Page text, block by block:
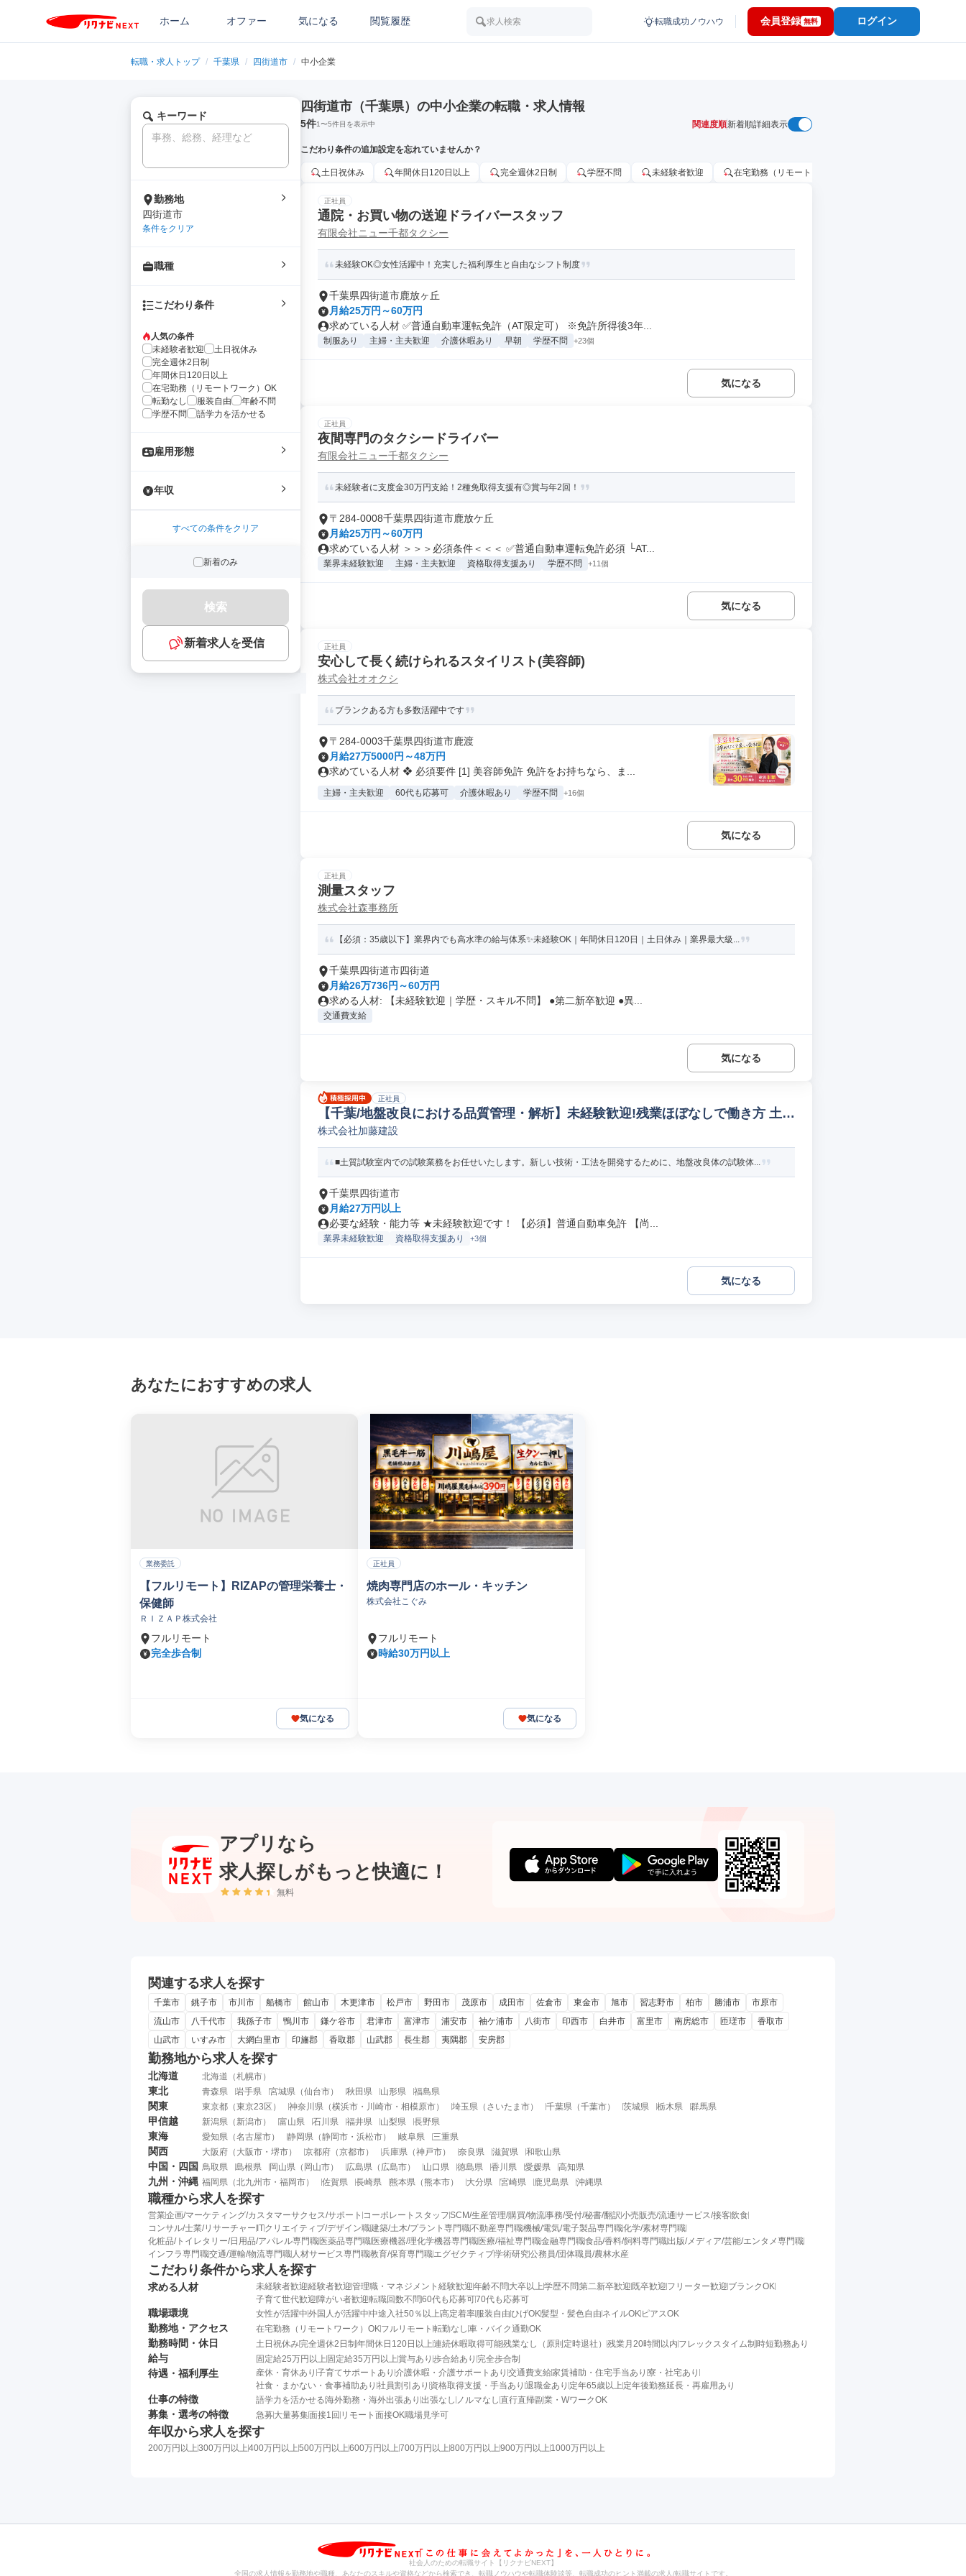
ホーム オファー 気になる 閲覧履歴 求人検索 転職成功ノウハウ 会員登録 無料 ログイン
転職・求人トップ / 千葉県 / 四街道市 / 中小企業
キーワード
勤務地
四街道市
条件をクリア
職種
こだわり条件
人気の条件
未経験者歓迎
土日祝休み
完全週休2日制
年間休日120日以上
在宅勤務（リモートワーク）OK
転勤なし
服装自由
年齢不問
学歴不問
語学力を活かせる
雇用形態
年収
すべての条件をクリア
新着のみ
検索
新着求人を受信
四街道市（千葉県）の中小企業の転職・求人情報
5件1〜5件目を表示中 関連度順新着順詳細表示
こだわり条件の追加設定を忘れていませんか？
土日祝休み 年間休日120日以上 完全週休2日制 学歴不問 未経験者歓迎 在宅勤務（リモートワーク）OK
正社員
通院・お買い物の送迎ドライバースタッフ
有限会社ニュー千都タクシー
未経験OK◎女性活躍中！充実した福利厚生と自由なシフト制度
千葉県四街道市鹿放ヶ丘
月給25万円～60万円
求めている人材 ✅普通自動車運転免許（AT限定可） ※免許所得後3年...
制服あり 主婦・主夫歓迎 介護休暇あり 早朝 学歴不問 +23個
気になる
正社員
夜間専門のタクシードライバー
有限会社ニュー千都タクシー
未経験者に支度金30万円支給！2種免取得支援有◎賞与年2回！
〒284-0008千葉県四街道市鹿放ケ丘
月給25万円～60万円
求めている人材 ＞＞＞必須条件＜＜＜ ✅普通自動車運転免許必須 └AT...
業界未経験歓迎 主婦・主夫歓迎 資格取得支援あり 学歴不問 +11個
気になる
正社員
安心して長く続けられるスタイリスト(美容師)
株式会社オオクシ
ブランクある方も多数活躍中です
〒284-0003千葉県四街道市鹿渡
月給27万5000円～48万円
求めている人材 ❖ 必須要件 [1] 美容師免許 免許をお持ちなら、ま...
主婦・主夫歓迎 60代も応募可 介護休暇あり 学歴不問 +16個
気になる
正社員
測量スタッフ
株式会社森事務所
【必須：35歳以下】業界内でも高水準の給与体系✨未経験OK｜年間休日120日｜土日休み｜業界最大級...
千葉県四街道市四街道
月給26万736円～60万円
求める人材: 【未経験歓迎｜学歴・スキル不問】 ●第二新卒歓迎 ●異...
交通費支給
気になる
正社員
【千葉/地盤改良における品質管理・解析】未経験歓迎!残業ほぼなしで働き方 土木
法人営業
株式会社加藤建設
■土質試験室内での試験業務をお任せいたします。新しい技術・工法を開発するために、地盤改良体の試験体...
千葉県四街道市
月給27万円以上
必要な経験・能力等 ★未経験歓迎です！ 【必須】普通自動車免許 【尚...
業界未経験歓迎 資格取得支援あり +3個
気になる
あなたにおすすめの求人
業務委託
【フルリモート】RIZAPの管理栄養士・
保健師
ＲＩＺＡＰ株式会社
フルリモート
完全歩合制
気になる
正社員
焼肉専門店のホール・キッチン
株式会社こぐみ
フルリモート
時給30万円以上
気になる
アプリなら
求人探しがもっと快適に！
無料
関連する求人を探す
千葉市 銚子市 市川市 船橋市 館山市 木更津市 松戸市 野田市 茂原市 成田市 佐倉市 東金市 旭市 習志野市 柏市 勝浦市
市原市
流山市
八千代市 我孫子市 鴨川市 鎌ケ谷市 君津市 富津市 浦安市 袖ケ浦市 八街市 印西市 白井市 富里市 南房総市 匝瑳市
香取市
山武市
いすみ市 大網白里市 印旛郡 香取郡 山武郡 長生郡 夷隅郡 安房郡
勤務地から求人を探す
北海道 北海道 （札幌市）
東北 青森県 岩手県 宮城県 （仙台市） 秋田県 山形県 福島県
関東 東京都 （東京23区 ） 神奈川県 （横浜市 ・ 川崎市 ・ 相模原市） 埼玉県 （ さいたま市） 千葉県 （千葉市） 茨城県 栃木県 群馬県
甲信越 新潟県 （ 新潟市） 富山県 石川県 福井県 山梨県 長野県
東海 愛知県 （名古屋市） 静岡県 （静岡市 ・ 浜松市） 岐阜県 三重県
関西 大阪府 （ 大阪市 ・ 堺市） 京都府 （京都市） 兵庫県 （神戸市） 奈良県 滋賀県 和歌山県
中国・四国 鳥取県 島根県 岡山県 （ 岡山市） 広島県 （ 広島市） 山口県 徳島県 香川県 愛媛県 高知県
九州・沖縄 福岡県 （北九州市 ・ 福岡市） 佐賀県 長崎県 熊本県 （熊本市） 大分県 宮崎県 鹿児島県 沖縄県
職種から求人を探す
営業企画/マーケティング/カスタマーサクセス/サポート コーポレートスタッフSCM/生産管理/購買/物流事務/受付/秘書/翻訳小売販売/流通サービス/接客飲食
コンサル/士業/リサーチャー ITクリエイティブ/デザイン職建築/土木/プラント専門職不動産専門職機械/電気/電子製品専門職化学/素材専門職
化粧品/トイレタリー/日用品/アパレル専門職 医薬品専門職 医療機器/理化学機器専門職 医療/福祉専門職金融専門職食品/香料/飼料専門職出版/メディア/芸能/エンタメ専門職
インフラ専門職交通/運輸/物流専門職 人材サービス専門職教育/保育専門職エグゼクティブ学術研究公務員/団体職員/農林水産
こだわり条件から求人を探す
求める人材 未経験者歓迎経験者歓迎管理職・マネジメント経験歓迎年齢不問 大卒以上学歴不問第二新卒歓迎 既卒歓迎 フリーター歓迎 ブランクOK
子育て世代歓迎 障がい者歓迎転職回数不問60代も応募可70代も応募可
職場環境 女性が活躍中外国人が活躍中中途入社50％以上高定着率服装自由ひげOK髪型・髪色自由 ネイルOK ピアスOK
勤務地・アクセス 在宅勤務（リモートワーク）OK フルリモート 転勤なし 車・バイク通勤OK
勤務時間・休日 土日祝休み完全週休2日制年間休日120日以上連続休暇取得可能残業なし（原則定時退社） 残業月20時間以内 フレックスタイム制時短勤務あり
給与 固定給25万円以上 固定給35万円以上賞与あり 歩合給あり 完全歩合制
待遇・福利厚生 産休・育休あり 子育てサポートあり 介護休暇・介護サポートあり 交通費支給家賃補助・住宅手当あり 寮・社宅あり
社食・まかない・食事補助あり 社員割引あり 資格取得支援・手当あり 退職金あり 定年65歳以上 定年後勤務延長・再雇用あり
仕事の特徴 語学力を活かせる海外勤務・海外出張あり 出張なし ノルマなし 直行直帰副業・WワークOK
募集・選考の特徴 急募 大量募集面接1回 リモート面接OK職場見学可
年収から求人を探す
200万円以上300万円以上400万円以上500万円以上600万円以上700万円以上800万円以上900万円以上 1000万円以上
社会人のための転職サイト【リクナビNEXT】
全国の求人情報を勤務地や職種、あなたのスキルや資格などから検索でき、転職ノウハウや転職体験談等、転職成功のヒント満載の求人/転職サイトです。